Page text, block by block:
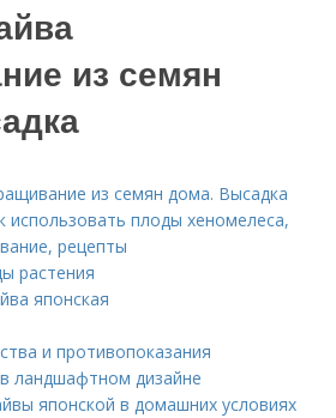
из семян
из семян дома. Высадка
использовать плоды хеномелеса,
рецепты
растения
японская
и противопоказания
ландшафтном дизайне
японской в домашних условиях